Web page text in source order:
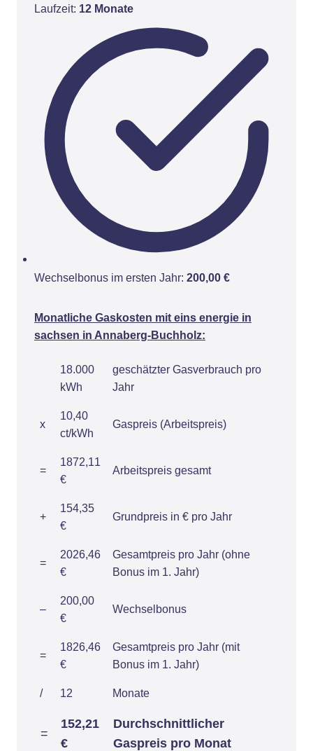
Laufzeit: 12 Monate
Wechselbonus im ersten Jahr: 200,00 €
Monatliche Gaskosten mit eins energie in
sachsen in Annaberg-Buchholz:
18.000
kWh
geschätzter Gasverbrauch pro
Jahr
x
10,40
ct/kWh
Gaspreis (Arbeitspreis)
=
1872,11
€
Arbeitspreis gesamt
+
154,35
€
Grundpreis in € pro Jahr
=
2026,46
€
Gesamtpreis pro Jahr (ohne
Bonus im 1. Jahr)
–
200,00
€
Wechselbonus
=
1826,46
€
Gesamtpreis pro Jahr (mit
Bonus im 1. Jahr)
/ 12 Monate
=
152,21
€
Durchschnittlicher
Gaspreis pro Monat